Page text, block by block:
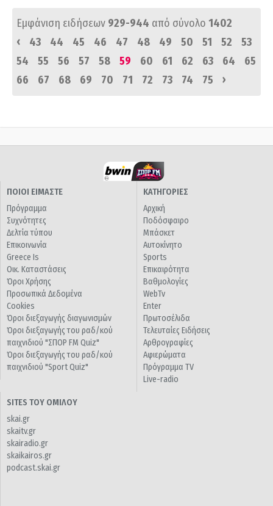
Εμφάνιση ειδήσεων 929-944 από σύνολο 1402
‹
43 44 45 46 47 48 49 50 51 52
53
54
55 56 57 58 59 60 61 62 63 64
65
66
67 68 69 70 71 72 73 74 75 ›
ΠΟΙΟΙ ΕΙΜΑΣΤΕ
Πρόγραμμα
Συχνότητες
Δελτία τύπου
Επικοινωνία
Greece Is
Οικ. Καταστάσεις
Όροι Χρήσης
Προσωπικά Δεδομένα
Cookies
Όροι διεξαγωγής διαγωνισμών
Όροι διεξαγωγής του ραδ/κού
παιχνιδιού "ΣΠΟΡ FM Quiz"
Όροι διεξαγωγής του ραδ/κού
παιχνιδιού "Sport Quiz"
ΚΑΤΗΓΟΡΙΕΣ
Αρχική
Ποδόσφαιρο
Μπάσκετ
Αυτοκίνητο
Sports
Επικαιρότητα
Βαθμολογίες
WebTv
Enter
Πρωτοσέλιδα
Τελευταίες Ειδήσεις
Αρθρογραφίες
Αφιερώματα
Πρόγραμμα TV
Live-radio
SITES ΤΟΥ ΟΜΙΛΟΥ
skai.gr
skaitv.gr
skairadio.gr
skaikairos.gr
podcast.skai.gr